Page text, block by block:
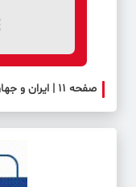
صفحه ۱۱ | ایران و جهان